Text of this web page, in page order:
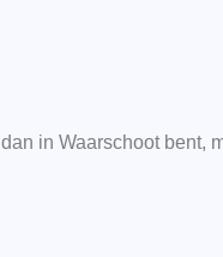
in Waarschoot bent,